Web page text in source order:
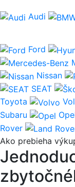
Audi
Ford
Nissan
SEAT
Toyota
Subaru
Rover
Ako prebieha